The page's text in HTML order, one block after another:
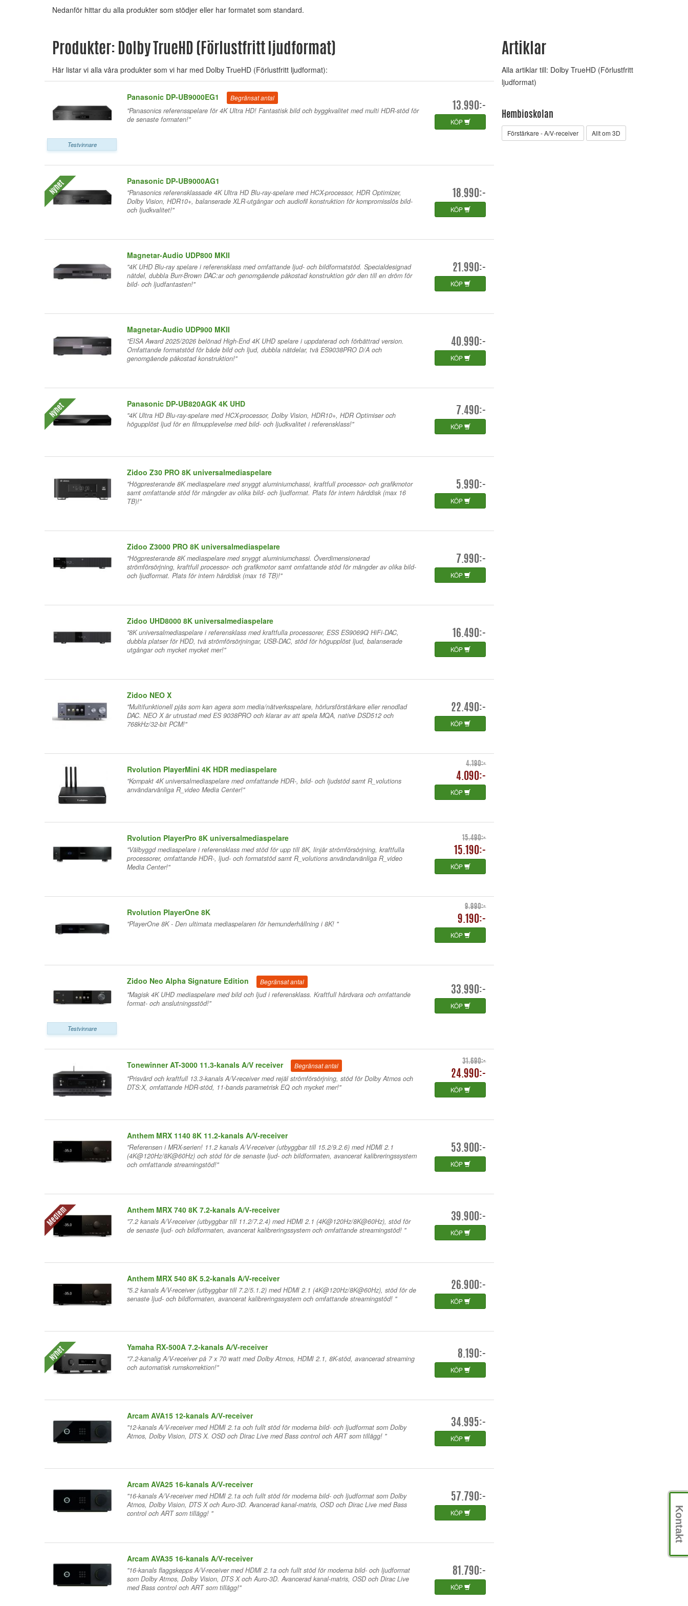
Nedanför hittar du alla produkter som stödjer eller har formatet som standard.
Produkter: Dolby TrueHD (Förlustfritt ljudformat)
Här listar vi alla våra produkter som vi har med Dolby TrueHD (Förlustfritt ljudformat):
Testvinnare
Panasonic DP-UB9000EG1 Begränsat antal
13.990:-
KÖP
"Panasonics referensspelare för 4K Ultra HD! Fantastisk bild och byggkvalitet med multi HDR-stöd för
de senaste formaten!"
Nyhet Panasonic DP-UB9000AG1
18.990:-
KÖP
"Panasonics referensklassade 4K Ultra HD Blu-ray-spelare med HCX-processor, HDR Optimizer,
Dolby Vision, HDR10+, balanserade XLR-utgångar och audiofil konstruktion för kompromisslös bild-
och ljudkvalitet!"
Magnetar-Audio UDP800 MKII
21.990:-
KÖP
"4K UHD Blu-ray spelare i referensklass med omfattande ljud- och bildformatstöd. Specialdesignad
nätdel, dubbla Burr-Brown DAC:ar och genomgående påkostad konstruktion gör den till en dröm för
bild- och ljudfantasten!"
Magnetar-Audio UDP900 MKII
40.990:-
KÖP
"EISA Award 2025/2026 belönad High-End 4K UHD spelare i uppdaterad och förbättrad version.
Omfattande formatstöd för både bild och ljud, dubbla nätdelar, två ES9038PRO D/A och
genomgående påkostad konstruktion!"
Nyhet Panasonic DP-UB820AGK 4K UHD
7.490:-
KÖP
"4K Ultra HD Blu-ray-spelare med HCX-processor, Dolby Vision, HDR10+, HDR Optimiser och
högupplöst ljud för en filmupplevelse med bild- och ljudkvalitet i referensklass!"
Zidoo Z30 PRO 8K universalmediaspelare
5.990:-
KÖP
"Högpresterande 8K mediaspelare med snyggt aluminiumchassi, kraftfull processor- och grafikmotor
samt omfattande stöd för mängder av olika bild- och ljudformat. Plats för intern hårddisk (max 16
TB)!"
Zidoo Z3000 PRO 8K universalmediaspelare
7.990:-
KÖP
"Högpresterande 8K mediaspelare med snyggt aluminiumchassi. Överdimensionerad
strömförsörjning, kraftfull processor- och grafikmotor samt omfattande stöd för mängder av olika bild-
och ljudformat. Plats för intern hårddisk (max 16 TB)!"
Zidoo UHD8000 8K universalmediaspelare
16.490:-
KÖP
"8K universalmediaspelare i referensklass med kraftfulla processorer, ESS ES9069Q HiFi-DAC,
dubbla platser för HDD, två strömförsörjningar, USB-DAC, stöd för högupplöst ljud, balanserade
utgångar och mycket mycket mer!"
Zidoo NEO X
22.490:-
KÖP
"Multifunktionell pjäs som kan agera som media/nätverksspelare, hörlursförstärkare eller renodlad
DAC. NEO X är utrustad med ES 9038PRO och klarar av att spela MQA, native DSD512 och
768kHz/32-bit PCM!"
Rvolution PlayerMini 4K HDR mediaspelare 4.190:-
4.090:-
KÖP
"Kompakt 4K universalmediaspelare med omfattande HDR-, bild- och ljudstöd samt R_volutions
användarvänliga R_video Media Center!"
Rvolution PlayerPro 8K universalmediaspelare 15.490:-
15.190:-
KÖP
"Välbyggd mediaspelare i referensklass med stöd för upp till 8K, linjär strömförsörjning, kraftfulla
processorer, omfattande HDR-, ljud- och formatstöd samt R_volutions användarvänliga R_video
Media Center!"
Rvolution PlayerOne 8K 9.990:-
9.190:-
KÖP
"PlayerOne 8K - Den ultimata mediaspelaren för hemunderhållning i 8K! "
Testvinnare
Zidoo Neo Alpha Signature Edition Begränsat antal
33.990:-
KÖP
"Magisk 4K UHD mediaspelare med bild och ljud i referensklass. Kraftfull hårdvara och omfattande
format- och anslutningsstöd!"
Tonewinner AT-3000 11.3-kanals A/V receiver Begränsat antal 31.690:-
24.990:-
KÖP
"Prisvärd och kraftfull 13.3-kanals A/V-receiver med rejäl strömförsörjning, stöd för Dolby Atmos och
DTS:X, omfattande HDR-stöd, 11-bands parametrisk EQ och mycket mer!"
Anthem MRX 1140 8K 11.2-kanals A/V-receiver
53.900:-
KÖP
"Referensen i MRX-serien! 11.2 kanals A/V-receiver (utbyggbar till 15.2/9.2.6) med HDMI 2.1
(4K@120Hz/8K@60Hz) och stöd för de senaste ljud- och bildformaten, avancerat kalibreringssystem
och omfattande streamingstöd!"
Medlem Anthem MRX 740 8K 7.2-kanals A/V-receiver
39.900:-
KÖP
"7.2 kanals A/V-receiver (utbyggbar till 11.2/7.2.4) med HDMI 2.1 (4K@120Hz/8K@60Hz), stöd för
de senaste ljud- och bildformaten, avancerat kalibreringssystem och omfattande streamingstöd! "
Anthem MRX 540 8K 5.2-kanals A/V-receiver
26.900:-
KÖP
"5.2 kanals A/V-receiver (utbyggbar till 7.2/5.1.2) med HDMI 2.1 (4K@120Hz/8K@60Hz), stöd för de
senaste ljud- och bildformaten, avancerat kalibreringssystem och omfattande streamingstöd! "
Nyhet Yamaha RX-500A 7.2-kanals A/V-receiver
8.190:-
KÖP
"7.2-kanalig A/V-receiver på 7 x 70 watt med Dolby Atmos, HDMI 2.1, 8K-stöd, avancerad streaming
och automatisk rumskorrektion!"
Arcam AVA15 12-kanals A/V-receiver
34.995:-
KÖP
"12-kanals A/V-receiver med HDMI 2.1a och fullt stöd för moderna bild- och ljudformat som Dolby
Atmos, Dolby Vision, DTS X. OSD och Dirac Live med Bass control och ART som tillägg! "
Arcam AVA25 16-kanals A/V-receiver
57.790:-
KÖP
"16-kanals A/V-receiver med HDMI 2.1a och fullt stöd för moderna bild- och ljudformat som Dolby
Atmos, Dolby Vision, DTS X och Auro-3D. Avancerad kanal-matris, OSD och Dirac Live med Bass
control och ART som tillägg! "
Arcam AVA35 16-kanals A/V-receiver
81.790:-
KÖP
"16-kanals flaggskepps A/V-receiver med HDMI 2.1a och fullt stöd för moderna bild- och ljudformat
som Dolby Atmos, Dolby Vision, DTS X och Auro-3D. Avancerad kanal-matris, OSD och Dirac Live
med Bass control och ART som tillägg!"
Artiklar
Alla artiklar till: Dolby TrueHD (Förlustfritt
ljudformat)
Hembioskolan
Förstärkare - A/V-receiver Allt om 3D
Kontakt